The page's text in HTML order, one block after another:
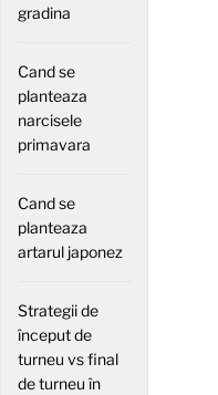
gradina
Cand se
planteaza
narcisele
primavara
Cand se
planteaza
artarul japonez
Strategii de
început de
turneu vs final
de turneu în